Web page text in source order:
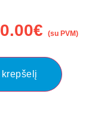
€ (su PVM)
Į krepšelį